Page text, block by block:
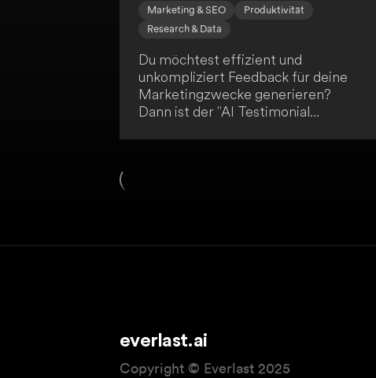
Marketing & SEO
Produktivität
Research & Data
Du möchtest effizient und
unkompliziert Feedback für deine
Marketingzwecke generieren?
Dann ist der "AI Testimonial
everlast.ai
Copyright © Everlast 2025